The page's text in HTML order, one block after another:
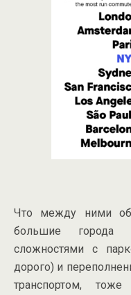
Что между ними
большие города
сложностями с
дорого) и
транспортом,